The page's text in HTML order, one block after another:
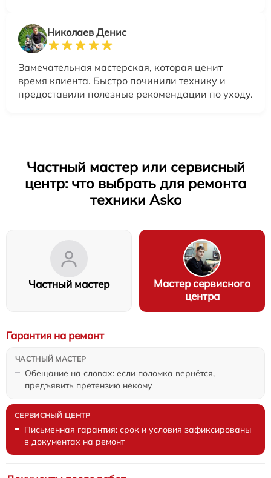
Николаев Денис
Замечательная мастерская, которая ценит
время клиента. Быстро починили технику и
предоставили полезные рекомендации по уходу.
Частный мастер или сервисный
центр: что выбрать для ремонта
техники Asko
Частный мастер
Мастер сервисного
центра
Обещание на словах: если поломка вернётся,
предъявить претензию некому
Гарантия на ремонт
Письменная гарантия: срок и условия зафиксированы
в документах на ремонт